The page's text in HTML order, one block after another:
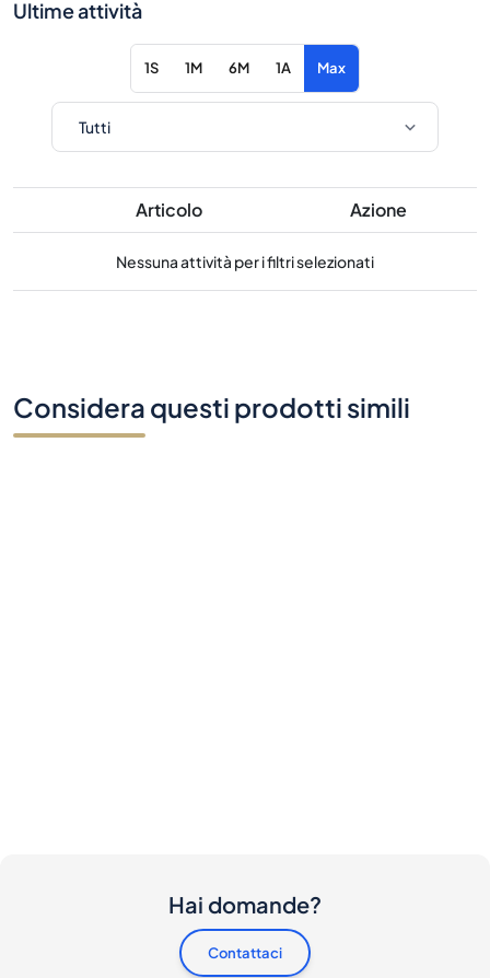
Ultime attività
1S 1M 6M 1A Max
Articolo Azione
Nessuna attività per i filtri selezionati
Considera questi prodotti simili
Hai domande?
Contattaci